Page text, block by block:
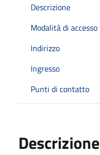
Descrizione
Modalità di accesso
Indirizzo
Ingresso
Punti di contatto
Descrizione